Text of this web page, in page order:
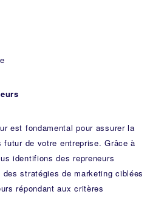
est fondamental pour assurer la
de votre entreprise. Grâce à
identifions des repreneurs
stratégies de marketing ciblées
répondant aux critères